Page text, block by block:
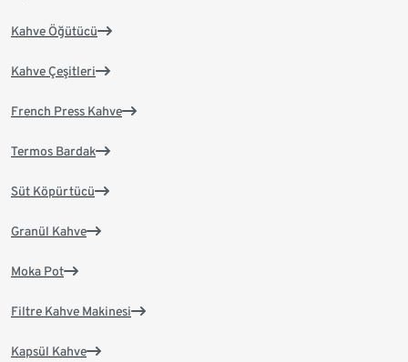
Kahve Öğütücü
Kahve Çeşitleri
French Press Kahve
Termos Bardak
Süt Köpürtücü
Granül Kahve
Moka Pot
Filtre Kahve Makinesi
Kapsül Kahve